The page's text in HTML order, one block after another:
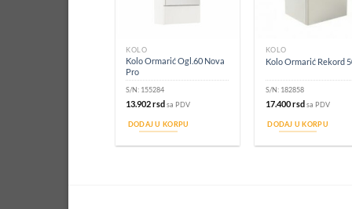
KOLO
Kolo Ormarić Ogl.60 Nova
Pro
S/N: 155284
13.902rsd sa PDV
DODAJ U KORPU
KOLO
Kolo Ormarić Rekord
S/N: 182858
17.400rsdsa PDV
DODAJ U KORPU